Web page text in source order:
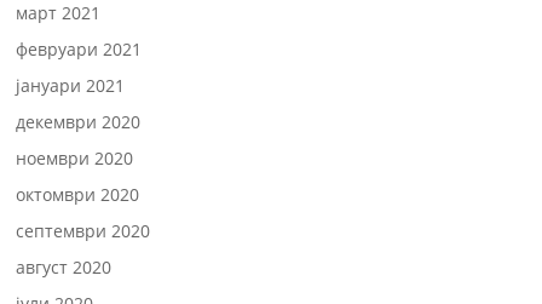
март 2021
февруари 2021
јануари 2021
декември 2020
ноември 2020
октомври 2020
септември 2020
август 2020